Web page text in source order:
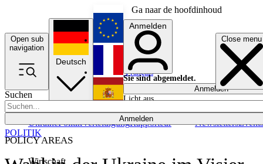
Ga naar de hoofdinhoud
Open sub
navigation
Close menu
Suchen
Anmelden
POLICY AREAS
Wirtschaft
UkrainePolitikVerteidigungRapporteur NewslettersEvents
Deutsch
English
Français
Anmelden
Sie sind abgemeldet.
Anmelden
Licht aus
POLITIK